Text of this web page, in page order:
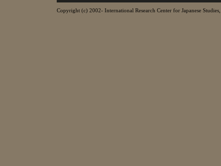
Copyright (c) 2002- International Research Center for Japanese